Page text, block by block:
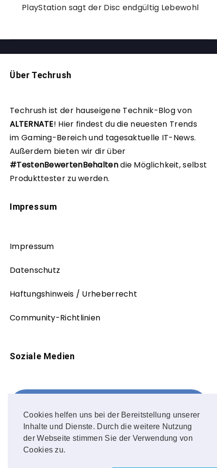
Cookies helfen uns bei der Bereitstellung unserer
Inhalte und Dienste. Durch die weitere Nutzung
der Webseite stimmen Sie der Verwendung von
Cookies zu.
PlayStation sagt der Disc endgültig Lebewohl
Über Techrush
Techrush ist der hauseigene Technik-Blog von
ALTERNATE! Hier findest du die neuesten Trends
im Gaming-Bereich und tagesaktuelle IT-News.
Außerdem bieten wir dir über
#TestenBewertenBehaltendie Möglichkeit, selbst
Produkttester zu werden.
Impressum
Impressum
Datenschutz
Haftungshinweis / Urheberrecht
Community-Richtlinien
Soziale Medien
FOLLOW ME!
Instagram
OUR PHOTOS!